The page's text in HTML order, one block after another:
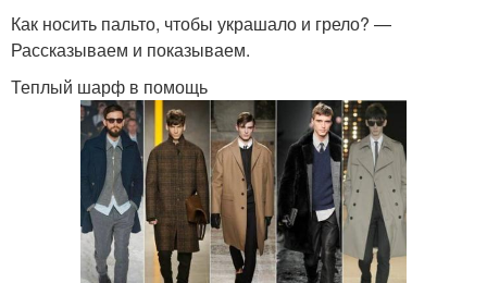
Как носить пальто, чтобы украшало и грело? —
Рассказываем и показываем.
Теплый шарф в помощь